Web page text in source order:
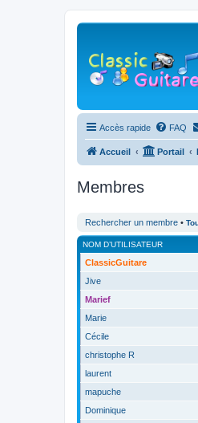
Accès rapide FAQ
Accueil Portail
Membres
Rechercher un membre •
NOM D’UTILISATEUR
ClassicGuitare
Jive
Marief
Marie
Cécile
christophe R
laurent
mapuche
Dominique